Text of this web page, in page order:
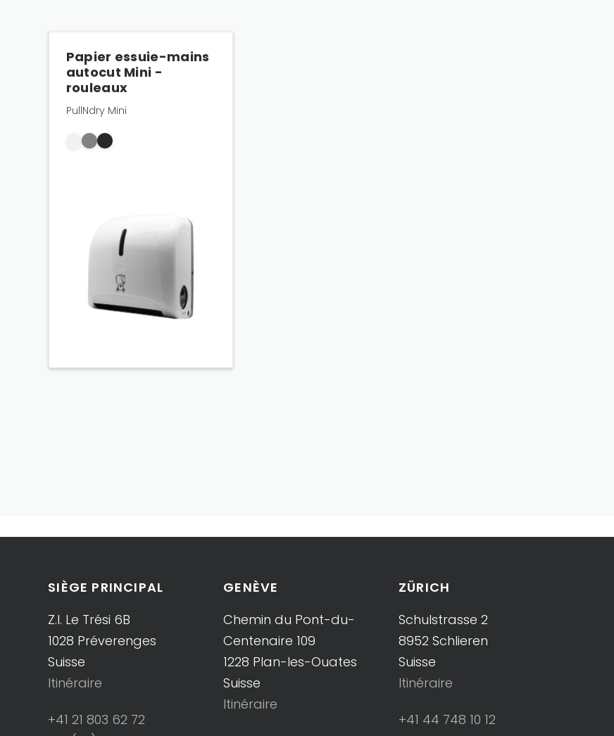
Papier essuie-mains
autocut Mini -
rouleaux
PullNdry Mini
SIÈGE PRINCIPAL
Z.I. Le Trési 6B
1028 Préverenges
Suisse
Itinéraire
+41 21 803 62 72
GENÈVE
Chemin du Pont-du-
Centenaire 109
1228 Plan-les-Ouates
Suisse
Itinéraire
ZÜRICH
Schulstrasse 2
8952 Schlieren
Suisse
Itinéraire
+41 44 748 10 12